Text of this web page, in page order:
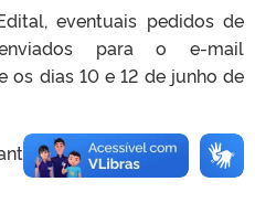
eventuais pedidos de
para o e-mail
os dias 10 e 12 de junho de
deve ser